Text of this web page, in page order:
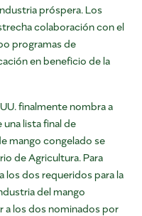
próspera. Los
colaboración con el
programas de
en beneficio de la
finalmente nombra a
lista final de
mango congelado se
de Agricultura. Para
los dos requeridos para la
del mango
a los dos nominados por